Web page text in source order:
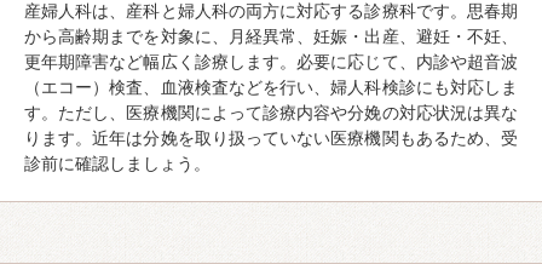
産婦人科は、産科と婦人科の両方に対応する診療科です。思春期
から高齢期までを対象に、月経異常、妊娠・出産、避妊・不妊、
更年期障害など幅広く診療します。必要に応じて、内診や超音波
（エコー）検査、血液検査などを行い、婦人科検診にも対応しま
す。ただし、医療機関によって診療内容や分娩の対応状況は異な
ります。近年は分娩を取り扱っていない医療機関もあるため、受
診前に確認しましょう。